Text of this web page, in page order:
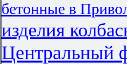
бетонные в
изделия
Центральный